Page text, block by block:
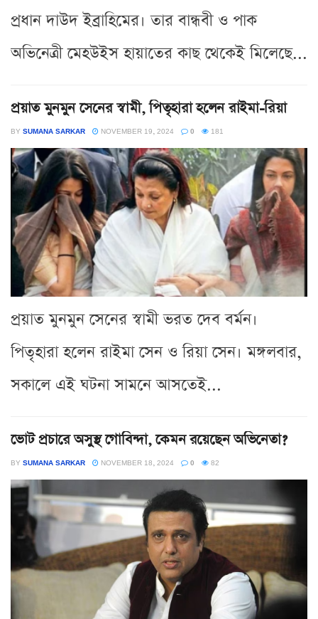
প্রধান দাউদ ইব্রাহিমের। তার বান্ধবী ও পাক
অভিনেত্রী মেহউইস হায়াতের কাছ থেকেই মিলেছে...
প্রয়াত মুনমুন সেনের স্বামী, পিতৃহারা হলেন রাইমা-রিয়া
BY SUMANA SARKAR NOVEMBER 19, 2024 0 181
প্রয়াত মুনমুন সেনের স্বামী ভরত দেব বর্মন।
পিতৃহারা হলেন রাইমা সেন ও রিয়া সেন। মঙ্গলবার,
সকালে এই ঘটনা সামনে আসতেই...
ভোট প্রচারে অসুস্থ গোবিন্দা, কেমন রয়েছেন অভিনেতা?
BY SUMANA SARKAR NOVEMBER 18, 2024 0 82